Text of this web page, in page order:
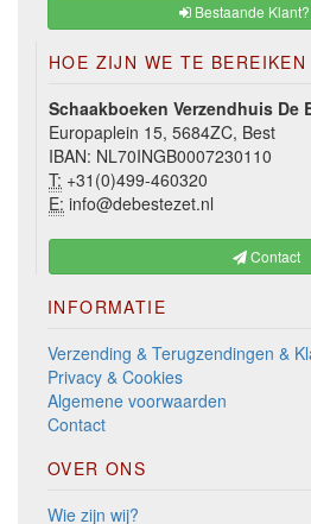
Bestaande
HOE ZIJN WE TE BEREIKEN
Schaakboeken Verzendhuis De
Europaplein 15, 5684ZC, Best
IBAN: NL70INGB0007230110
T: +31(0)499-460320
E: info@debestezet.nl
Contact
INFORMATIE
Verzending & Terugzendingen &
Privacy & Cookies
Algemene voorwaarden
Contact
OVER ONS
Wie zijn wij?